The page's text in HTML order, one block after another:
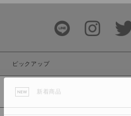
ブランド
カラー
ピックアップ
新着商品